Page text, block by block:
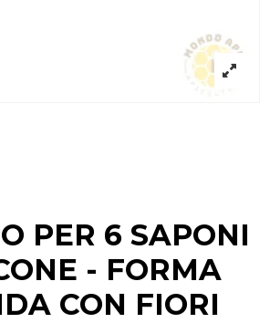
PER 6 SAPONI
- FORMA
CON FIORI